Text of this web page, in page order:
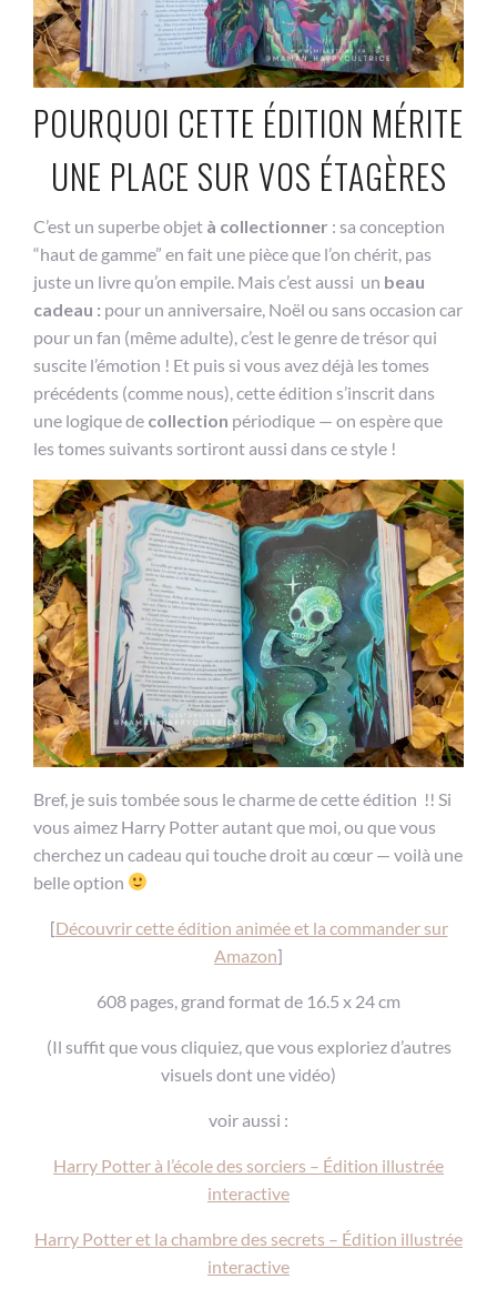
POURQUOI CETTE ÉDITION MÉRITE
UNE PLACE SUR VOS ÉTAGÈRES
C’est un superbe objet à collectionner : sa conception
“haut de gamme” en fait une pièce que l’on chérit, pas
juste un livre qu’on empile. Mais c’est aussi un beau
cadeau : pour un anniversaire, Noël ou sans occasion car
pour un fan (même adulte), c’est le genre de trésor qui
suscite l’émotion ! Et puis si vous avez déjà les tomes
précédents (comme nous), cette édition s’inscrit dans
une logique de collection périodique — on espère que
les tomes suivants sortiront aussi dans ce style !
Bref, je suis tombée sous le charme de cette édition !! Si
vous aimez Harry Potter autant que moi, ou que vous
cherchez un cadeau qui touche droit au cœur — voilà une
belle option
[Découvrir cette édition animée et la commander sur
Amazon]
608 pages, grand format de 16.5 x 24 cm
(Il suffit que vous cliquiez, que vous exploriez d’autres
visuels dont une vidéo)
voir aussi :
Harry Potter à l’école des sorciers – Édition illustrée
interactive
Harry Potter et la chambre des secrets – Édition illustrée
interactive